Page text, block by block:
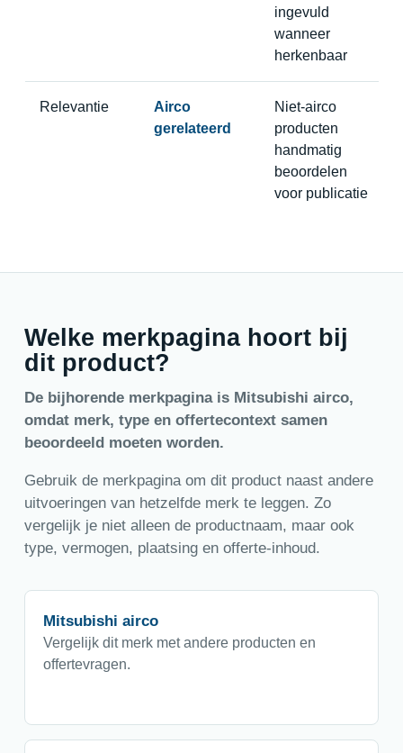
ingevuld
wanneer
herkenbaar
Relevantie
Airco
gerelateerd
Niet-airco
producten
handmatig
beoordelen
voor publicatie
Welke merkpagina hoort bij
dit product?
De bijhorende merkpagina is Mitsubishi airco,
omdat merk, type en offertecontext samen
beoordeeld moeten worden.
Gebruik de merkpagina om dit product naast andere
uitvoeringen van hetzelfde merk te leggen. Zo
vergelijk je niet alleen de productnaam, maar ook
type, vermogen, plaatsing en offerte-inhoud.
Mitsubishi airco
Vergelijk dit merk met andere producten en
offertevragen.